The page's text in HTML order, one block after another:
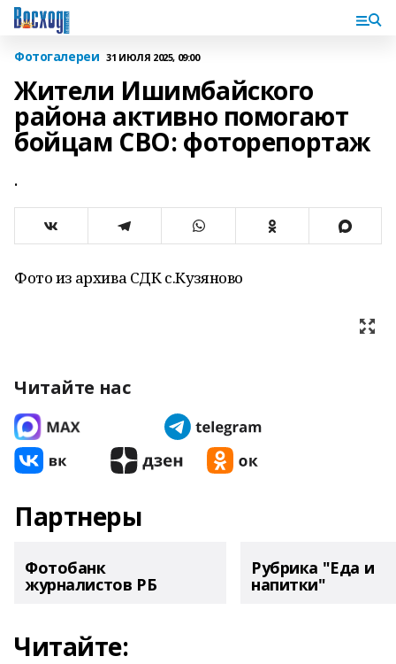
Фотогалереи 31 ИЮЛЯ 2025, 09:00
Жители Ишимбайского
района активно помогают
бойцам СВО: фоторепортаж
.
Фото из архива СДК с.Кузяново
Читайте нас
Партнеры
Фотобанк
журналистов РБ
Рубрика "Еда и
напитки"
Читайте: